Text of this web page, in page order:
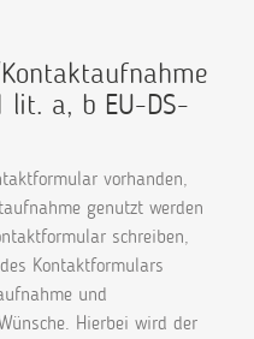
lit. a, b EU-DS-
vorhanden,
genutzt werden
schreiben,
Kontaktformulars
und
Hierbei wird der